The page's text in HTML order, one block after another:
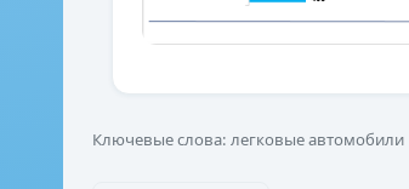
Ключевые слова: легковые автомобили